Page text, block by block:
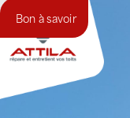
Bon à savoir